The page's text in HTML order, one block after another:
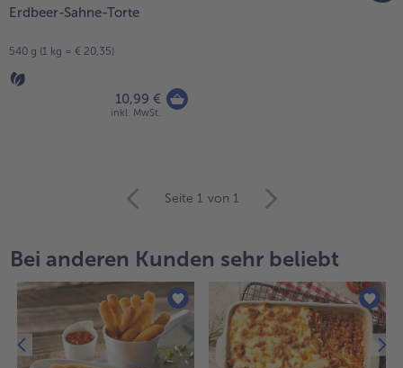
Erdbeer-Sahne-Torte
540 g (1 kg = € 20,35)
10,99 €
inkl. MwSt.
Übersicht.
Es
12
Artikel
Seite 1 von 1
Bei anderen Kunden sehr beliebt